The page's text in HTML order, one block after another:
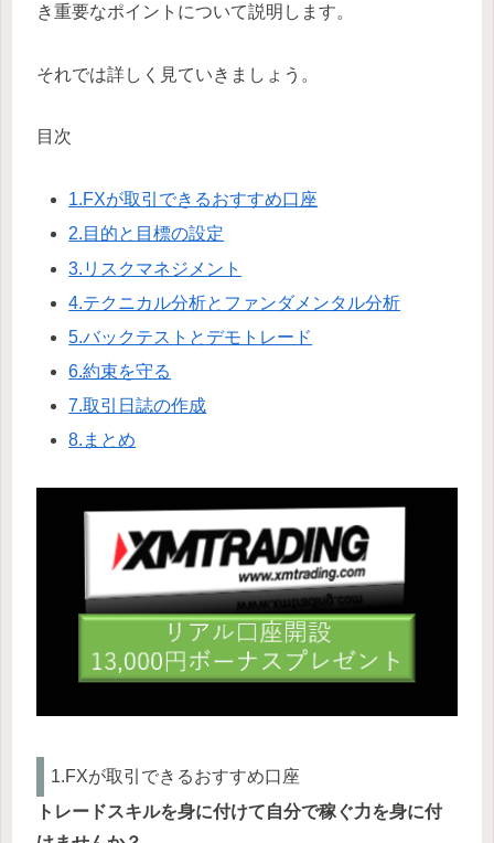
き重要なポイントについて説明します。
それでは詳しく見ていきましょう。
目次
1.FXが取引できるおすすめ口座
2.目的と目標の設定
3.リスクマネジメント
4.テクニカル分析とファンダメンタル分析
5.バックテストとデモトレード
6.約束を守る
7.取引日誌の作成
8.まとめ
1.FXが取引できるおすすめ口座
トレードスキルを身に付けて自分で稼ぐ力を身に付